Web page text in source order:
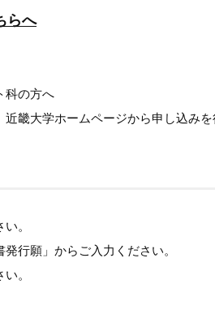
らへ
科の方へ
畿大学ホームページから申し込みを
。
行願」からご入力ください。
。